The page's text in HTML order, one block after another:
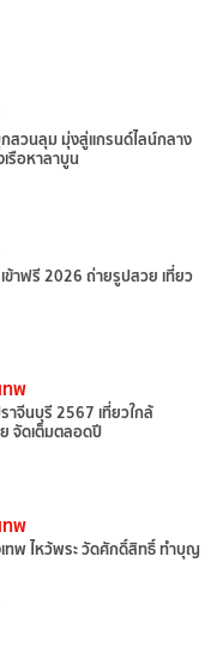
สวนลุม มุ่งสู่แกรนด์ไลน์กลาง
รือหาลาบูน
ข้าฟรี 2026 ถ่ายรูปสวย เที่ยว
ทพ
าจีนบุรี 2567 เที่ยวใกล้
จัดเต็มตลอดปี
ทพ
ทพ ไหว้พระ วัดศักดิ์สิทธิ์ ทำบุญ